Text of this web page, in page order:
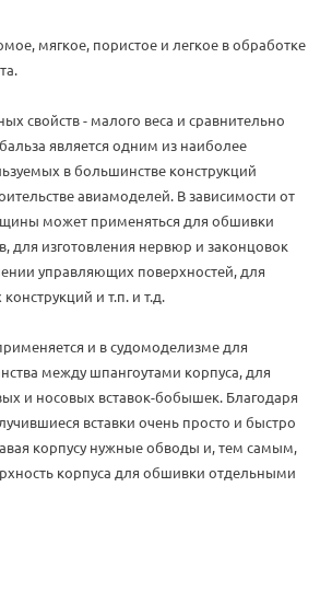
мягкое, пористое и легкое в обработке
свойств - малого веса и сравнительно
является одним из наиболее
в большинстве конструкций
авиамоделей. В зависимости от
может применяться для обшивки
для изготовления нервюр и законцовок
управляющих поверхностей, для
и т.п. и т.д.
и в судомоделизме для
между шпангоутами корпуса, для
и носовых вставок-бобышек. Благодаря
вставки очень просто и быстро
корпусу нужные обводы и, тем самым,
корпуса для обшивки отдельными